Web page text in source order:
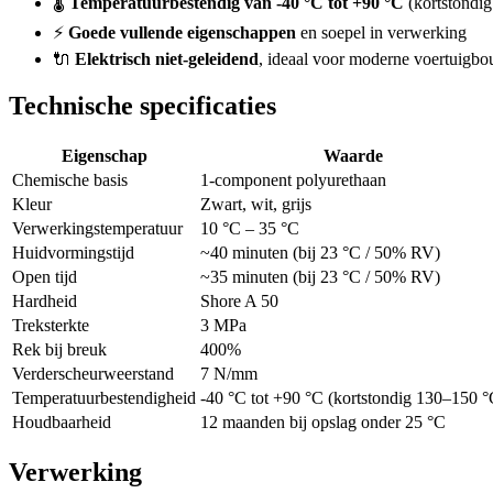
⚡ Goede vullende eigenschappen en soepel in verwerking
🔌 Elektrisch niet-geleidend, ideaal voor moderne
Technische specificaties
Eigenschap
Waarde
Chemische basis
1-component polyurethaan
Kleur
Zwart, wit, grijs
Verwerkingstemperatuur
10 °C – 35 °C
Huidvormingstijd
~40 minuten (bij 23 °C / 50% RV)
Open tijd
~35 minuten (bij 23 °C / 50% RV)
Hardheid
Shore A 50
Treksterkte
3 MPa
Rek bij breuk
400%
Verderscheurweerstand
7 N/mm
Temperatuurbestendigheid -40 °C tot +90 °C (kortstondig 130–150
Houdbaarheid
12 maanden bij opslag onder 25 °C
Verwerking